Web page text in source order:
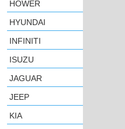
HOWER
HYUNDAI
INFINITI
ISUZU
JAGUAR
JEEP
KIA